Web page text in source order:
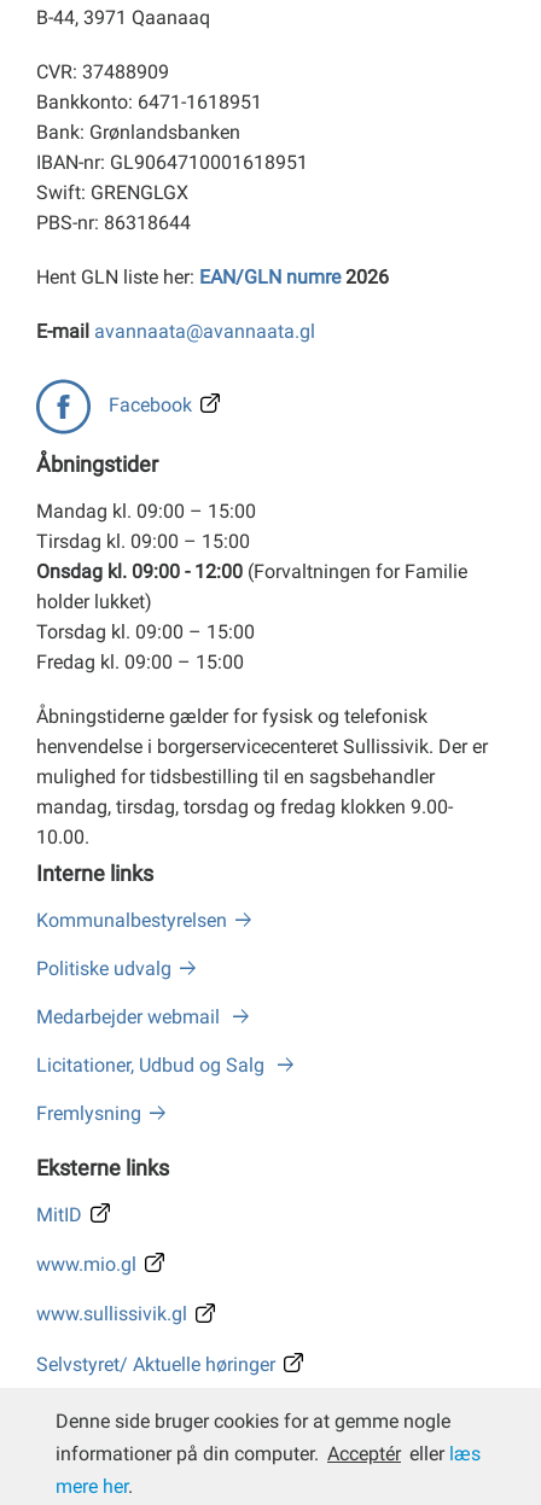
B-44, 3971 Qaanaaq
CVR: 37488909
Bankkonto: 6471-1618951
Bank: Grønlandsbanken
IBAN-nr: GL9064710001618951
Swift: GRENGLGX
PBS-nr: 86318644
Hent GLN liste her: EAN/GLN numre2026
E-mail avannaata@avannaata.gl
Facebook
Åbningstider
Mandag kl. 09:00 – 15:00
Tirsdag kl. 09:00 – 15:00
Onsdag kl. 09:00 - 12:00 (Forvaltningen for Familie
holder lukket)
Torsdag kl. 09:00 – 15:00
Fredag kl. 09:00 – 15:00
Åbningstiderne gælder for fysisk og telefonisk
henvendelse i borgerservicecenteret Sullissivik. Der er
mulighed for tidsbestilling til en sagsbehandler
mandag, tirsdag, torsdag og fredag klokken 9.00-
10.00.
Interne links
Kommunalbestyrelsen
Politiske udvalg
Medarbejder webmail
Licitationer, Udbud og Salg
Fremlysning
Eksterne links
MitID
www.mio.gl
www.sullissivik.gl
Selvstyret/ Aktuelle høringer
Whistleblower
Denne side bruger cookies for at gemme nogle
informationer på din computer. Acceptér eller læs
mere her.